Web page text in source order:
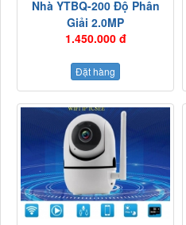
Nhà YTBQ-200 Độ Phân
Giải 2.0MP
1.450.000 đ
Đặt hàng